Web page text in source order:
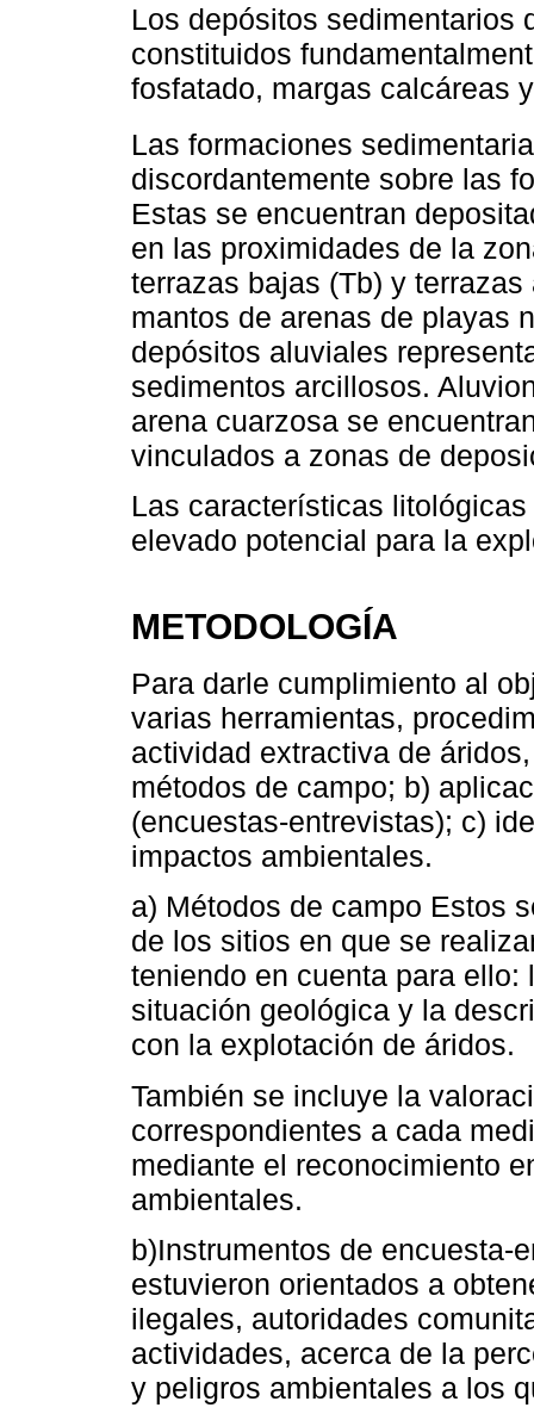
Los depósitos sedimentarios
constituidos
fosfatado, margas calcáreas
Las formaciones
discordantemente sobre las
Estas se encuentran
en las proximidades de la
terrazas bajas (Tb) y
mantos de arenas de playas
depósitos aluviales
sedimentos arcillosos.
arena cuarzosa se
vinculados a zonas de
Las características
elevado potencial para la
METODOLOGÍA
Para darle cumplimiento al
varias herramientas,
actividad extractiva de
métodos de campo; b)
(encuestas-entrevistas); c)
impactos ambientales.
a) Métodos de campo Estos
de los sitios en que se
teniendo en cuenta para
situación geológica y la
con la explotación de áridos.
También se incluye la
correspondientes a cada
mediante el reconocimiento
ambientales.
b)Instrumentos de encuesta-
estuvieron orientados a
ilegales, autoridades
actividades, acerca de la
y peligros ambientales a los